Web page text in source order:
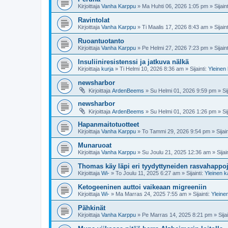
Kirjoittaja Vanha Karppu » Ma Huhti 06, 2026 1:05 pm »
Ravintolat
Kirjoittaja Vanha Karppu » Ti Maalis 17, 2026 8:43 am »
Ruoantuotanto
Kirjoittaja Vanha Karppu » Pe Helmi 27, 2026 7:23 pm »
Insuliiniresistenssi ja jatkuva nälkä
Kirjoittaja kurja » Ti Helmi 10, 2026 8:36 am » Sijainti:
newsharbor
Kirjoittaja ArdenBeems » Su Helmi 01, 2026 9:59 pm »
newsharbor
Kirjoittaja ArdenBeems » Su Helmi 01, 2026 1:26 pm »
Hapanmaitotuotteet
Kirjoittaja Vanha Karppu » To Tammi 29, 2026 9:54 pm »
Munaruoat
Kirjoittaja Vanha Karppu » Su Joulu 21, 2025 12:36 am »
Thomas käy läpi eri tyydyttyneiden
Kirjoittaja Wi- » To Joulu 11, 2025 6:27 am » Sijainti: Yleinen
Ketogeeninen auttoi vaikeaan migreeniin
Kirjoittaja Wi- » Ma Marras 24, 2025 7:55 am » Sijainti:
Pähkinät
Kirjoittaja Vanha Karppu » Pe Marras 14, 2025 8:21 pm »